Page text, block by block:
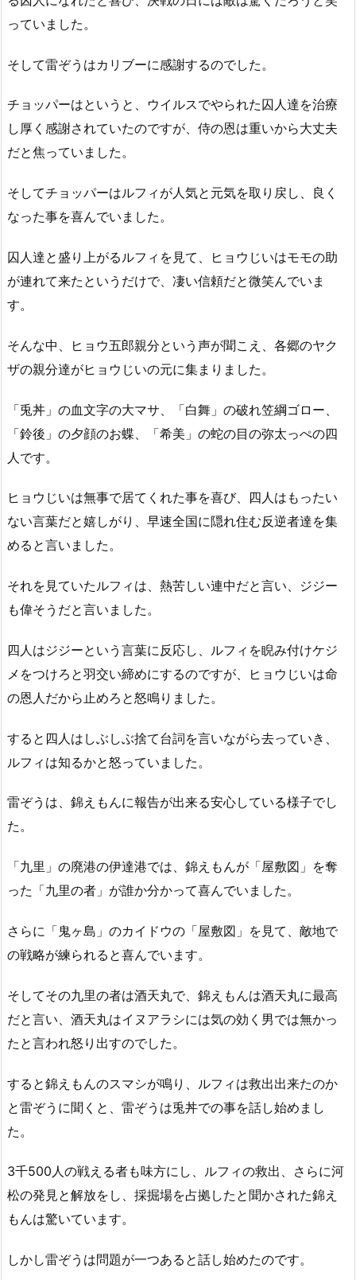
っていました。
そして雷ぞうはカリブーに感謝するのでした。
チョッパーはというと、ウイルスでやられた囚人達を治療
し厚く感謝されていたのですが、侍の恩は重いから大丈夫
だと焦っていました。
そしてチョッパーはルフィが人気と元気を取り戻し、良く
なった事を喜んでいました。
囚人達と盛り上がるルフィを見て、ヒョウじいはモモの助
が連れて来たというだけで、凄い信頼だと微笑んでいま
す。
そんな中、ヒョウ五郎親分という声が聞こえ、各郷のヤク
ザの親分達がヒョウじいの元に集まりました。
「兎丼」の血文字の大マサ、「白舞」の破れ笠綱ゴロー、
「鈴後」の夕顔のお蝶、「希美」の蛇の目の弥太っぺの四
人です。
ヒョウじいは無事で居てくれた事を喜び、四人はもったい
ない言葉だと嬉しがり、早速全国に隠れ住む反逆者達を集
めると言いました。
それを見ていたルフィは、熱苦しい連中だと言い、ジジー
も偉そうだと言いました。
四人はジジーという言葉に反応し、ルフィを睨み付けケジ
メをつけろと羽交い締めにするのですが、ヒョウじいは命
の恩人だから止めろと怒鳴りました。
すると四人はしぶしぶ捨て台詞を言いながら去っていき、
ルフィは知るかと怒っていました。
雷ぞうは、錦えもんに報告が出来る安心している様子でし
た。
「九里」の廃港の伊達港では、錦えもんが「屋敷図」を奪
った「九里の者」が誰か分かって喜んでいました。
さらに「鬼ヶ島」のカイドウの「屋敷図」を見て、敵地で
の戦略が練られると喜んでいます。
そしてその九里の者は酒天丸で、錦えもんは酒天丸に最高
だと言い、酒天丸はイヌアラシには気の効く男では無かっ
たと言われ怒り出すのでした。
すると錦えもんのスマシが鳴り、ルフィは救出出来たのか
と雷ぞうに聞くと、雷ぞうは兎丼での事を話し始めまし
た。
3千500人の戦える者も味方にし、ルフィの救出、さらに河
松の発見と解放をし、採掘場を占拠したと聞かされた錦え
もんは驚いています。
しかし雷ぞうは問題が一つあると話し始めたのです。